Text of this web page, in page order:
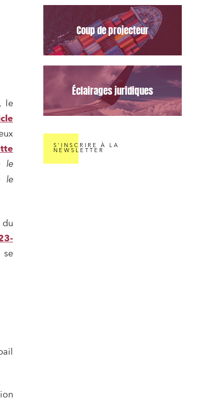
le
le
le
du
se
types de la Commission
pour le Data Act
Coup de projecteur
Éclairages juridiques
S'INSCRIRE À LA
NEWSLETTER